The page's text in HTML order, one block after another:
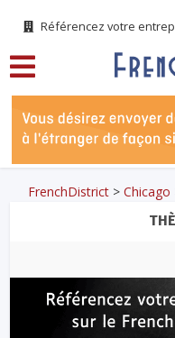
Référencez votre
FrenchDistrict >Chicago